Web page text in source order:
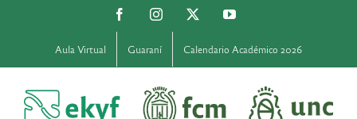
FacebookInstagram YouTube
Aula Virtual Guaraní Calendario Académico 2026